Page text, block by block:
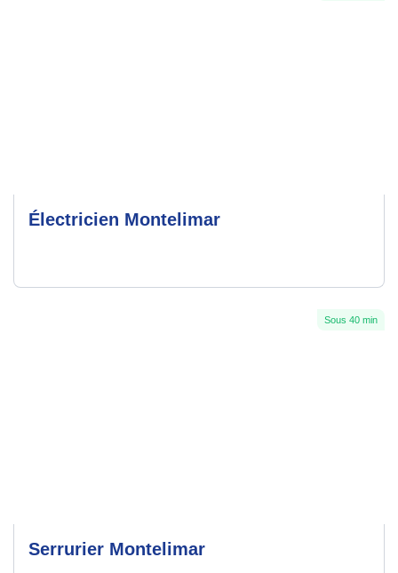
Électricien Montelimar
Sous 40 min
Serrurier Montelimar